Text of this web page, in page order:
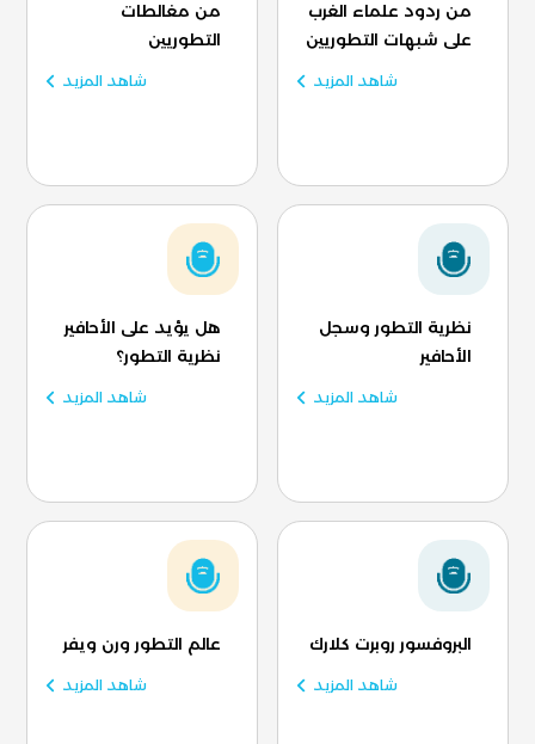
من ردود علماء الغرب
على شبهات التطوريين
شاهد المزيد
من مغالطات
التطوريين
شاهد المزيد
نظرية التطور وسجل
الأحافير
شاهد المزيد
هل يؤيد على الأحافير
نظرية التطور؟
شاهد المزيد
البروفسور روبرت كلارك
شاهد المزيد
عالم التطور ورن ويفر
شاهد المزيد